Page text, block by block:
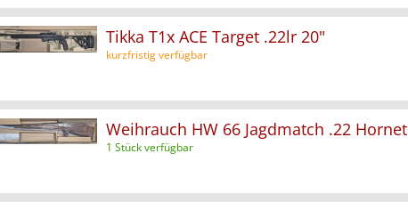
Tikka T1x ACE Target .22lr 20"
kurzfristig verfügbar
Weihrauch HW 66 Jagdmatch .22 Hornet
1 Stück verfügbar